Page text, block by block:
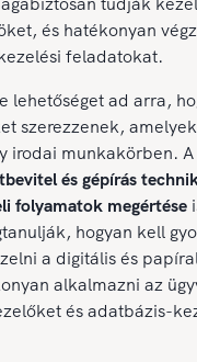
és hatékonyan
feladatokat.
lehetőséget ad arra,
szerezzenek,
irodai munkakörben.
és gépírás
folyamatok megértése
hogyan kell
a digitális és
alkalmazni az
és adatbázis-